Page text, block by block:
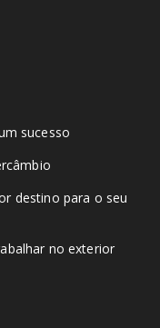
sucesso
destino para o seu
no exterior